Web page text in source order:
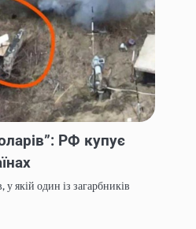
РФ купує
якій один із загарбників